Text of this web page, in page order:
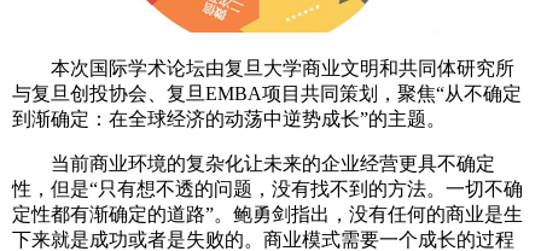
本次国际学术论坛由复旦大学商业文明和共同体研究所
与复旦创投协会、复旦EMBA项目共同策划，聚焦“从不确定
到渐确定：在全球经济的动荡中逆势成长”的主题。
当前商业环境的复杂化让未来的企业经营更具不确定
性，但是“只有想不透的问题，没有找不到的方法。一切不确
定性都有渐确定的道路”。鲍勇剑指出，没有任何的商业是生
下来就是成功或者是失败的。商业模式需要一个成长的过程